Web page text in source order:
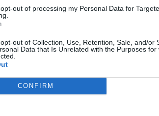
out of processing my Personal Data for
out of Collection, Use, Retention, Sale, and/or
Data that Is Unrelated with the Purposes for
CONFIRM
The Hotel Casale Antonietta is located just
metres away from the characteristic beach of